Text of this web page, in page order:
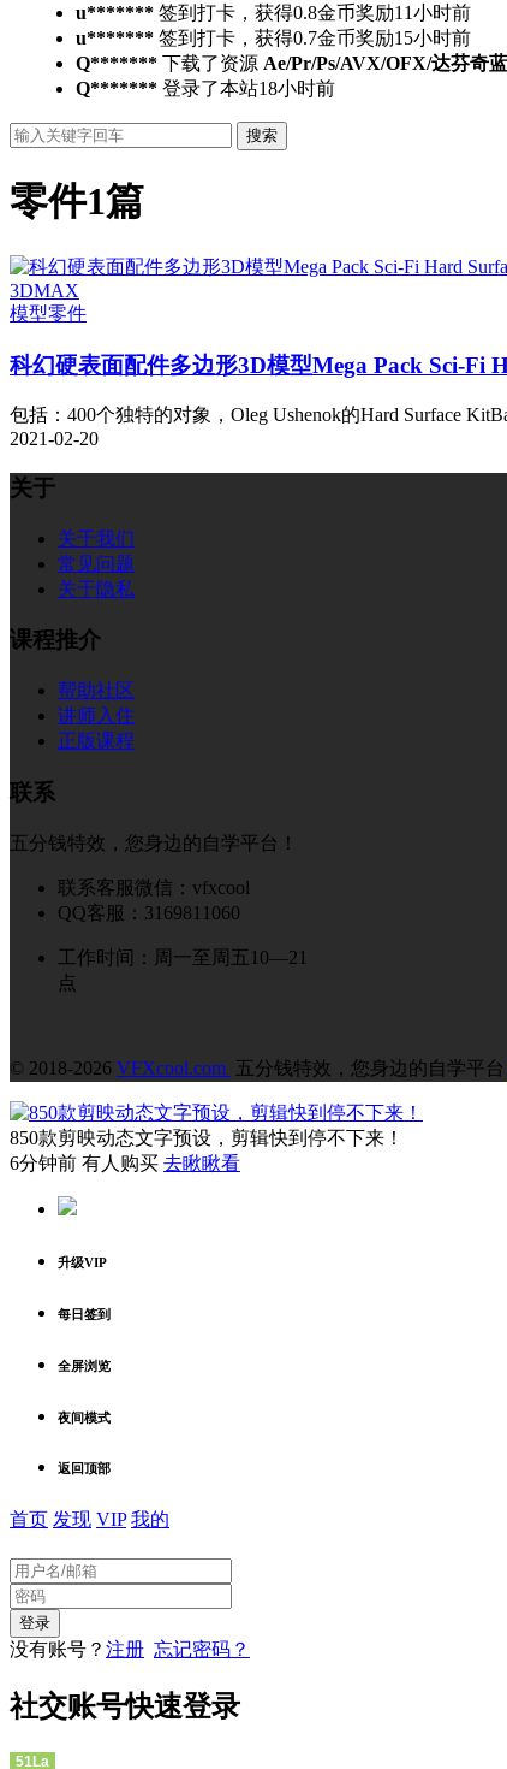
u******* 签到打卡，获得0.8金币奖励11小时前
u******* 签到打卡，获得0.7金币奖励15小时前
Q******* 下载了资源 Ae/Pr/Ps/AVX/OFX/达芬奇
Q******* 登录了本站18小时前
搜索
零件1篇
3DMAX
模型零件
科幻硬表面配件多边形3D模型Mega Pack Sci-
包括：400个独特的对象，Oleg Ushenok的Hard Surface
2021-02-20
关于
关于我们
常见问题
关于隐私
课程推介
帮助社区
讲师入住
正版课程
联系
五分钱特效，您身边的自学平台！
联系客服微信：vfxcool
QQ客服：3169811060
工作时间：周一至周五10—21
点
© 2018-2026 VFXcool.com 五分钱特效，您身边的自学平台
850款剪映动态文字预设，剪辑快到停不下来！
6分钟前 有人购买 去瞅瞅看
升级VIP
每日签到
全屏浏览
夜间模式
返回顶部
首页 发现 VIP 我的
没有账号？ 注册 忘记密码？
社交账号快速登录
51La